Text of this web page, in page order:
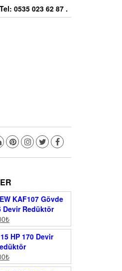
Tel: 0535 023 62 87 .
KAF107 Gövde
Devir Redüktör
₺
HP 170 Devir
₺